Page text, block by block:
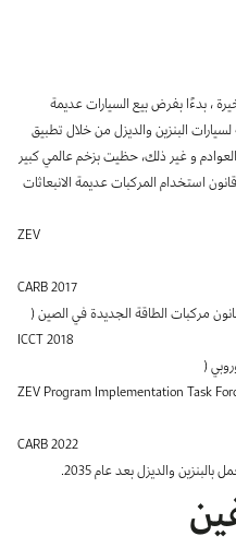
ونتيحها للجميع.
والطلبات الإعلامية.
، بدءًا بفرض بيع السيارات عديمة
البنزين والديزل من خلال تطبيق
و غير ذلك، حظيت بزخم عالمي كبير
استخدام المركبات عديمة الانبعاثات
ZEV
CARB 2017
مركبات الطاقة الجديدة في الصين (
ICCT 2018
(
ZEV Program Implementation Task
CARB 2022
والديزل بعد عام 2035.